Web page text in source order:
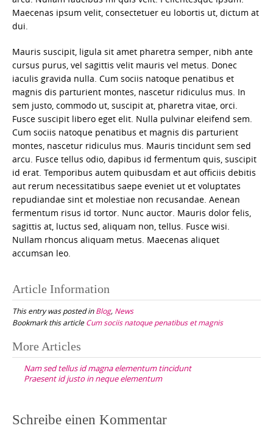
Maecenas ipsum velit, consectetuer eu lobortis ut, dictum at
dui.
Mauris suscipit, ligula sit amet pharetra semper, nibh ante
cursus purus, vel sagittis velit mauris vel metus. Donec
iaculis gravida nulla. Cum sociis natoque penatibus et
magnis dis parturient montes, nascetur ridiculus mus. In
sem justo, commodo ut, suscipit at, pharetra vitae, orci.
Fusce suscipit libero eget elit. Nulla pulvinar eleifend sem.
Cum sociis natoque penatibus et magnis dis parturient
montes, nascetur ridiculus mus. Mauris tincidunt sem sed
arcu. Fusce tellus odio, dapibus id fermentum quis, suscipit
id erat. Temporibus autem quibusdam et aut officiis debitis
aut rerum necessitatibus saepe eveniet ut et voluptates
repudiandae sint et molestiae non recusandae. Aenean
fermentum risus id tortor. Nunc auctor. Mauris dolor felis,
sagittis at, luctus sed, aliquam non, tellus. Fusce wisi.
Nullam rhoncus aliquam metus. Maecenas aliquet
accumsan leo.
Article Information
This entry was posted inBlog, News
Bookmark this articleCum sociis natoque penatibus et magnis
Post
navigation
More Articles
Nam sed tellus id magna elementum tincidunt
Praesent id justo in neque elementum
Schreibe einen Kommentar